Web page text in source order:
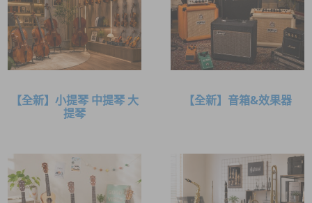
【全新】小提琴 中提琴 大
提琴
【全新】音箱&效果器